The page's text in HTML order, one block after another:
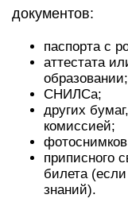
документов:
паспорта с
аттестата
образовании;
СНИЛСа;
других
комиссией;
приписного
билета
знаний).